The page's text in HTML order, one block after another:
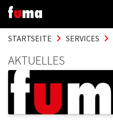
STARTSEITE SERVICES
AKTUELLES